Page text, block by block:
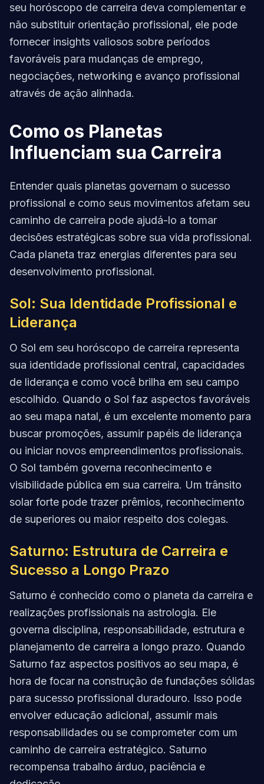
seu horóscopo de carreira deva complementar e
não substituir orientação profissional, ele pode
fornecer insights valiosos sobre períodos
favoráveis para mudanças de emprego,
negociações, networking e avanço profissional
através de ação alinhada.
Como os Planetas
Influenciam sua Carreira
Entender quais planetas governam o sucesso
profissional e como seus movimentos afetam seu
caminho de carreira pode ajudá-lo a tomar
decisões estratégicas sobre sua vida profissional.
Cada planeta traz energias diferentes para seu
desenvolvimento profissional.
Sol: Sua Identidade Profissional e
Liderança
O Sol em seu horóscopo de carreira representa
sua identidade profissional central, capacidades
de liderança e como você brilha em seu campo
escolhido. Quando o Sol faz aspectos favoráveis
ao seu mapa natal, é um excelente momento para
buscar promoções, assumir papéis de liderança
ou iniciar novos empreendimentos profissionais.
O Sol também governa reconhecimento e
visibilidade pública em sua carreira. Um trânsito
solar forte pode trazer prêmios, reconhecimento
de superiores ou maior respeito dos colegas.
Saturno: Estrutura de Carreira e
Sucesso a Longo Prazo
Saturno é conhecido como o planeta da carreira e
realizações profissionais na astrologia. Ele
governa disciplina, responsabilidade, estrutura e
planejamento de carreira a longo prazo. Quando
Saturno faz aspectos positivos ao seu mapa, é
hora de focar na construção de fundações sólidas
para sucesso profissional duradouro. Isso pode
envolver educação adicional, assumir mais
responsabilidades ou se comprometer com um
caminho de carreira estratégico. Saturno
recompensa trabalho árduo, paciência e